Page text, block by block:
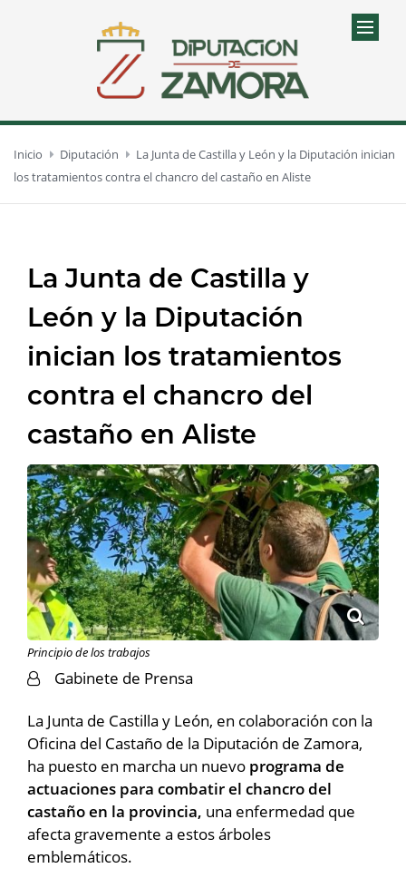
Inicio Diputación
La Junta de Castilla y León y la Diputación inician
los tratamientos contra el chancro del castaño en Aliste
La Junta de Castilla y
León y la Diputación
inician los tratamientos
contra el chancro del
castaño en Aliste
Principio de los trabajos
Gabinete de Prensa
La Junta de Castilla y León, en colaboración con la
Oficina del Castaño de la Diputación de Zamora,
ha puesto en marcha un nuevo programa de
actuaciones para combatir el chancro del
castaño en la provincia, una enfermedad que
afecta gravemente a estos árboles
emblemáticos.